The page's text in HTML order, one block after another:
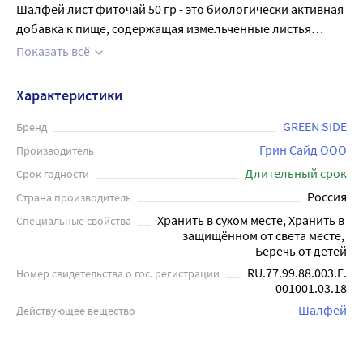
Шалфей лист фиточай 50 гр - это биологически активная
добавка к пище, содержащая измельченные листья
шалфея. Листья шалфея оказывают
противомикробное, отхаркивающее действие. Настой из
листьев шалфея используется в комплексной терапии (в
виде полоскания) при воспалительных заболеваниях
полости рта, глотки, гортани (стоматиты, гингивиты и
заболеваниях. Перед применением рекомендуется
проконсультироваться с врачом.
Показать всё
Характеристики
Бренд GREEN SIDE
Производитель Грин Сайд ООО
Срок годности Длительный срок
Страна производитель Россия
Специальные свойства
Хранить в сухом месте, Хранить в
защищённом от света месте,
Беречь от детей
Номер свидетельства о гос. регистрации
RU.77.99.88.003.Е.
001001.03.18
Действующее вещество Шалфей